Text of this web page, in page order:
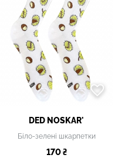
DED NOSKAR'
Біло-зелені шкарпетки
170 ₴